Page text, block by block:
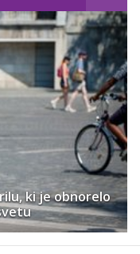
ki je obnorelo